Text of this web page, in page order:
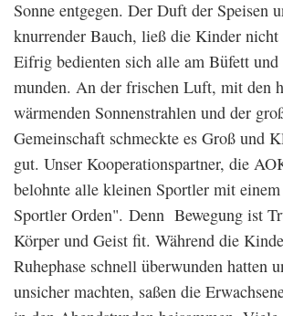
Sonne entgegen. Der Duft der Speisen
knurrender Bauch, ließ die Kinder nicht
Eifrig bedienten sich alle am Büfett und
munden. An der frischen Luft, mit den
wärmenden Sonnenstrahlen und der
Gemeinschaft schmeckte es Groß und
gut. Unser Kooperationspartner, die
belohnte alle kleinen Sportler mit
Sportler Orden". Denn Bewegung ist
Körper und Geist fit. Während die
Ruhephase schnell überwunden hatten
unsicher machten, saßen die